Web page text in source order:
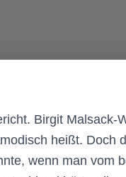
Birgit Malsack-
heißt. Doch
wenn man vom